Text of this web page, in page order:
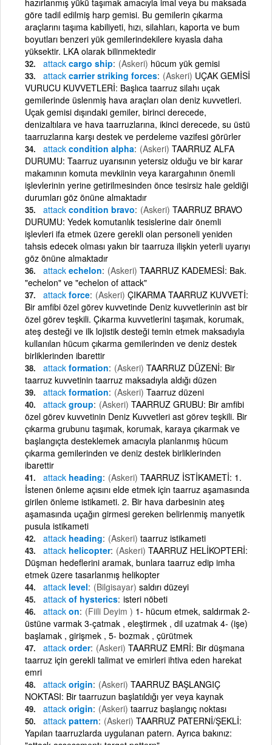
göre tadil edilmiş harp gemisi. Bu gemilerin çıkarma
araçlarını taşıma kabiliyeti, hızı, silahları, kaporta ve bum
boyutları benzeri yük gemilerindekilere kıyasla daha
yüksektir. LKA olarak bilinmektedir
attack cargo ship (Askeri) hücum yük gemisi
attack carrier striking forces (Askeri) UÇAK GEMİSİ
VURUCU KUVVETLERİ: Başlıca taarruz silahı uçak
gemilerinde üslenmiş hava araçları olan deniz kuvvetleri.
Uçak gemisi dışındaki gemiler, birinci derecede,
denizaltılara ve hava taarruzlarına, ikinci derecede, su üstü
taarruzlarına karşı destek ve perdeleme vazifesi görürler
attack condition alpha (Askeri) TAARRUZ ALFA
DURUMU: Taarruz uyarısının yetersiz olduğu ve bir karar
makamının komuta mevkiinin veya karargahının önemli
işlevlerinin yerine getirilmesinden önce tesirsiz hale geldiği
durumları göz önüne almaktadır
attack condition bravo (Askeri) TAARRUZ BRAVO
DURUMU: Yedek komutanlık tesislerine dair önemli
işlevleri ifa etmek üzere gerekli olan personeli yeniden
tahsis edecek olması yakın bir taarruza ilişkin yeterli uyarıyı
göz önüne almaktadır
attack echelon (Askeri) TAARRUZ KADEMESİ: Bak.
"echelon" ve "echelon of attack"
attack force (Askeri) ÇIKARMA TAARRUZ KUVVETİ:
Bir amfibi özel görev kuvvetinde Deniz kuvvetlerinin ast bir
özel görev teşkili. Çıkarma kuvvetlerini taşımak, korumak,
ateş desteği ve ilk lojistik desteği temin etmek maksadıyla
kullanılan hücum çıkarma gemilerinden ve deniz destek
birliklerinden ibarettir
attack formation (Askeri) TAARRUZ DÜZENİ: Bir
taarruz kuvvetinin taarruz maksadıyla aldığı düzen
attack formation (Askeri) Taarruz düzeni
attack group (Askeri) TAARRUZ GRUBU: Bir amfibi
özel görev kuvvetinin Deniz Kuvvetleri ast görev teşkili. Bir
çıkarma grubunu taşımak, korumak, karaya çıkarmak ve
başlangıçta desteklemek amacıyla planlanmış hücum
çıkarma gemilerinden ve deniz destek birliklerinden
ibarettir
attack heading (Askeri) TAARRUZ İSTİKAMETİ: 1.
İstenen önleme açısını elde etmek için taarruz aşamasında
girilen önleme istikameti. 2. Bir hava darbesinin ateş
aşamasında uçağın girmesi gereken belirlenmiş manyetik
pusula istikameti
attack heading (Askeri) taarruz istikameti
attack helicopter (Askeri) TAARRUZ HELİKOPTERİ:
Düşman hedeflerini aramak, bunlara taarruz edip imha
etmek üzere tasarlanmış helikopter
attack level (Bilgisayar) saldırı düzeyi
attack of hysterics isteri nöbeti
attack on (Fiili Deyim ) 1- hücum etmek, saldırmak 2-
üstüne varmak 3-çatmak , eleştirmek , dil uzatmak 4- (işe)
başlamak , girişmek , 5- bozmak , çürütmek
attack order (Askeri) TAARRUZ EMRİ: Bir düşmana
taarruz için gerekli talimat ve emirleri ihtiva eden harekat
emri
attack origin (Askeri) TAARRUZ BAŞLANGIÇ
NOKTASI: Bir taarruzun başlatıldığı yer veya kaynak
attack origin (Askeri) taarruz başlangıç noktası
attack pattern (Askeri) TAARRUZ PATERNİ/ŞEKLİ:
Yapılan taarruzlarda uygulanan patern. Ayrıca bakınız: